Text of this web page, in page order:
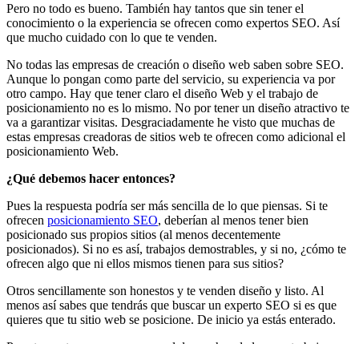
Pero no todo es bueno. También hay tantos que sin tener el
conocimiento o la experiencia se ofrecen como expertos SEO. Así
que mucho cuidado con lo que te venden.
No todas las empresas de creación o diseño web saben sobre SEO.
Aunque lo pongan como parte del servicio, su experiencia va por
otro campo. Hay que tener claro el diseño Web y el trabajo de
posicionamiento no es lo mismo. No por tener un diseño atractivo te
va a garantizar visitas. Desgraciadamente he visto que muchas de
estas empresas creadoras de sitios web te ofrecen como adicional el
posicionamiento Web.
¿Qué debemos hacer entonces?
Pues la respuesta podría ser más sencilla de lo que piensas. Si te
ofrecen posicionamiento SEO, deberían al menos tener bien
posicionado sus propios sitios (al menos decentemente
posicionados). Si no es así, trabajos demostrables, y si no, ¿cómo te
ofrecen algo que ni ellos mismos tienen para sus sitios?
Otros sencillamente son honestos y te venden diseño y listo. Al
menos así sabes que tendrás que buscar un experto SEO si es que
quieres que tu sitio web se posicione. De inicio ya estás enterado.